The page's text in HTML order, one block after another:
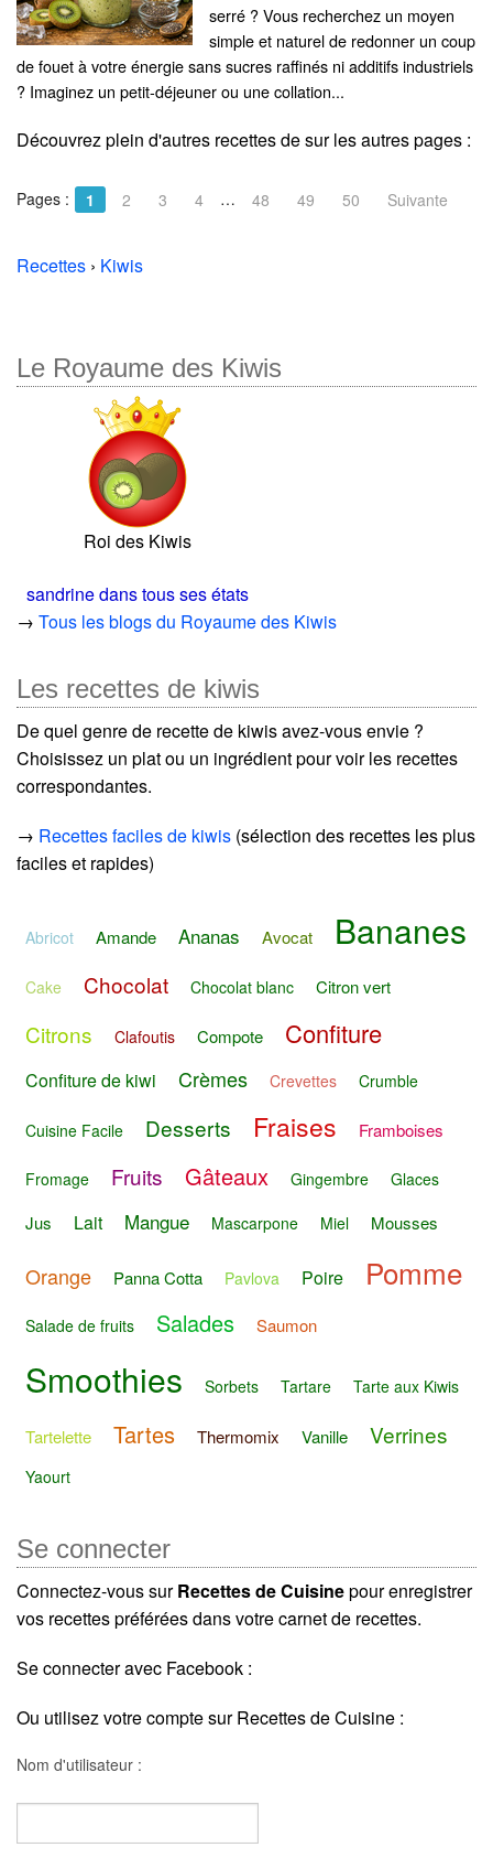
serré ? Vous recherchez un moyen
simple et naturel de redonner un coup
de fouet à votre énergie sans sucres raffinés ni additifs industriels
? Imaginez un petit-déjeuner ou une collation...
Découvrez plein d'autres recettes desur les autres pages :
Pages : 1 2 3 4 … 48 49 50 Suivante
Recettes › Kiwis
Le Royaume des Kiwis
Roi des Kiwis
sandrine dans tous ses états
→ Tous les blogs du Royaume des Kiwis
Les recettes de kiwis
De quel genre de recette de kiwis avez-vous envie ?
Choisissez un plat ou un ingrédient pour voir les recettes
correspondantes.
→ Recettes faciles de kiwis (sélection des recettes les plus
faciles et rapides)
Abricot Amande Ananas Avocat Bananes
Cake Chocolat Chocolat blanc Citron vert
Citrons Clafoutis Compote Confiture
Confiture de kiwi Crèmes Crevettes Crumble
Cuisine Facile Desserts Fraises Framboises
Fromage Fruits Gâteaux Gingembre Glaces
Jus Lait Mangue Mascarpone Miel Mousses
Orange Panna Cotta Pavlova Poire Pomme
Salade de fruits Salades Saumon
Smoothies Sorbets Tartare Tarte aux Kiwis
Tartelette Tartes Thermomix Vanille Verrines
Yaourt
Se connecter
Connectez-vous surRecettes de Cuisinepour enregistrer
vos recettes préférées dans votre carnet de recettes.
Se connecter avec Facebook :
Ou utilisez votre compte sur Recettes de Cuisine :
Nom d'utilisateur :